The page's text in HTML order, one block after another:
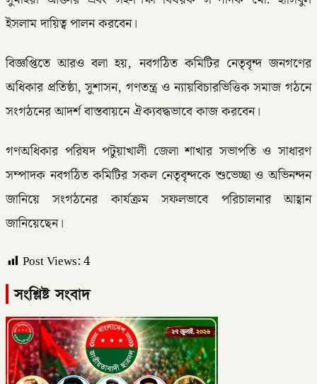
ইসলাম দায়িত্ব পালন করবেন।
বিজ্ঞপ্তিতে আরও বলা হয়, নবগঠিত কমিটির নেতৃবৃন্দ জনগণের
অধিকার প্রতিষ্ঠা, সুশাসন, গণতন্ত্র ও ন্যায়বিচারভিত্তিক সমাজ গঠনে
সংগঠনের আদর্শ বাস্তবায়নে ঐক্যবদ্ধভাবে কাজ করবেন।
গণঅধিকার পরিষদ পটুয়াখালী জেলা শাখার সভাপতি ও সাধারণ
সম্পাদক নবগঠিত কমিটির সকল নেতৃবৃন্দকে শুভেচ্ছা ও অভিনন্দন
জানিয়ে সংগঠনের কার্যক্রম সফলভাবে পরিচালনার আহ্বান
জানিয়েছেন।
Post Views:4
সংশ্লিষ্ট সংবাদ